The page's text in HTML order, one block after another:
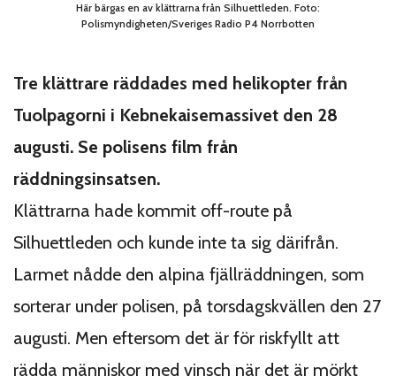
Här bärgas en av klättrarna från Silhuettleden. Foto:
Polismyndigheten/Sveriges Radio P4 Norrbotten
Tre klättrare räddades med helikopter från
Tuolpagorni i Kebnekaisemassivet den 28
augusti. Se polisens film från
räddningsinsatsen.
Klättrarna hade kommit off-route på
Silhuettleden och kunde inte ta sig därifrån.
Larmet nådde den alpina fjällräddningen, som
sorterar under polisen, på torsdagskvällen den 27
augusti. Men eftersom det är för riskfyllt att
rädda människor med vinsch när det är mörkt